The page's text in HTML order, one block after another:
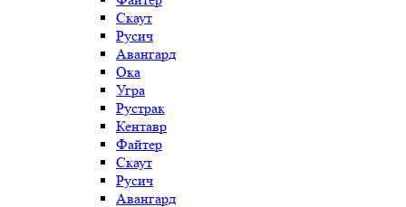
Скаут
Русич
Авангард
Ока
Угра
Рустрак
Кентавр
Файтер
Скаут
Русич
Авангард